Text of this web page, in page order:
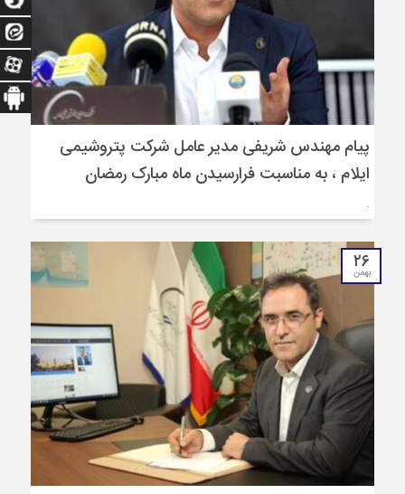
پیام مهندس شریفی مدیر عامل شرکت پتروشیمی
ایلام ، به مناسبت فرارسیدن ماه مبارک رمضان
.
۲۶
بهمن